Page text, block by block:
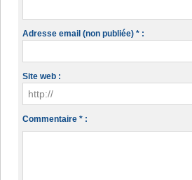
Adresse email (non publiée) * :
Site web :
Commentaire * :